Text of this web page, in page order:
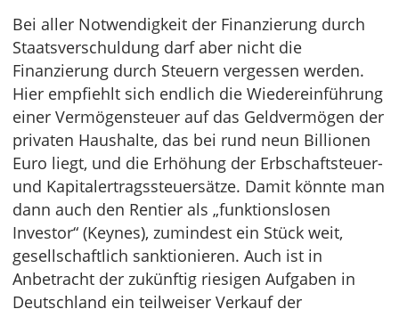
Bei aller Notwendigkeit der Finanzierung durch
Staatsverschuldung darf aber nicht die
Finanzierung durch Steuern vergessen werden.
Hier empfiehlt sich endlich die Wiedereinführung
einer Vermögensteuer auf das Geldvermögen der
privaten Haushalte, das bei rund neun Billionen
Euro liegt, und die Erhöhung der Erbschaftsteuer-
und Kapitalertragssteuersätze. Damit könnte man
dann auch den Rentier als „funktionslosen
Investor“ (Keynes), zumindest ein Stück weit,
gesellschaftlich sanktionieren. Auch ist in
Anbetracht der zukünftig riesigen Aufgaben in
Deutschland ein teilweiser Verkauf der